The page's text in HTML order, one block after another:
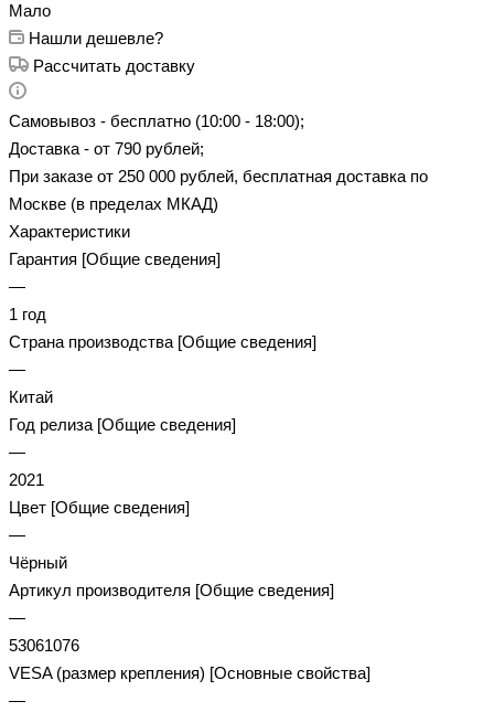
Мало
Нашли дешевле?
Рассчитать доставку
Самовывоз - бесплатно (10:00 - 18:00);
Доставка - от 790 рублей;
При заказе от 250 000 рублей, бесплатная доставка по
Москве (в пределах МКАД)
Характеристики
Гарантия [Общие сведения]
—
1 год
Страна производства [Общие сведения]
—
Китай
Год релиза [Общие сведения]
—
2021
Цвет [Общие сведения]
—
Чёрный
Артикул производителя [Общие сведения]
—
53061076
VESA (размер крепления) [Основные свойства]
—